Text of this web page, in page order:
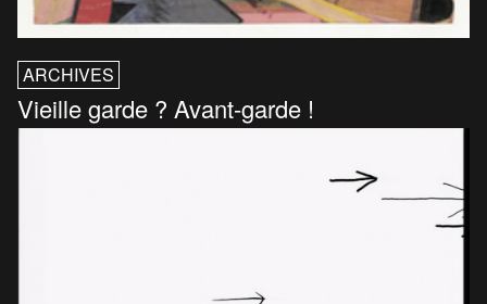
ARCHIVES
Vieille garde ? Avant-garde !